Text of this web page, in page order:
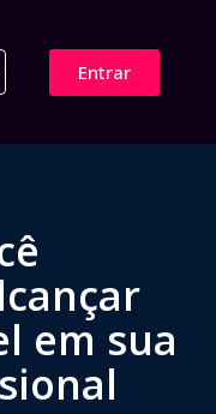
Entrar
em sua